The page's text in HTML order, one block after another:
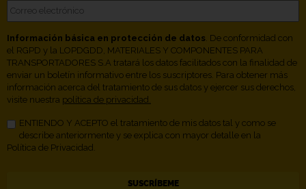
Información básica en protección de datos. De conformidad con
el RGPD y la LOPDGDD, MATERIALES Y COMPONENTES PARA
TRANSPORTADORES S.A tratará los datos facilitados con la finalidad de
enviar un boletín informativo entre los suscriptores. Para obtener más
información acerca del tratamiento de sus datos y ejercer sus derechos,
visite nuestra política de privacidad.
ENTIENDO Y ACEPTO el tratamiento de mis datos tal y como se
describe anteriormente y se explica con mayor detalle en la
Política de Privacidad.